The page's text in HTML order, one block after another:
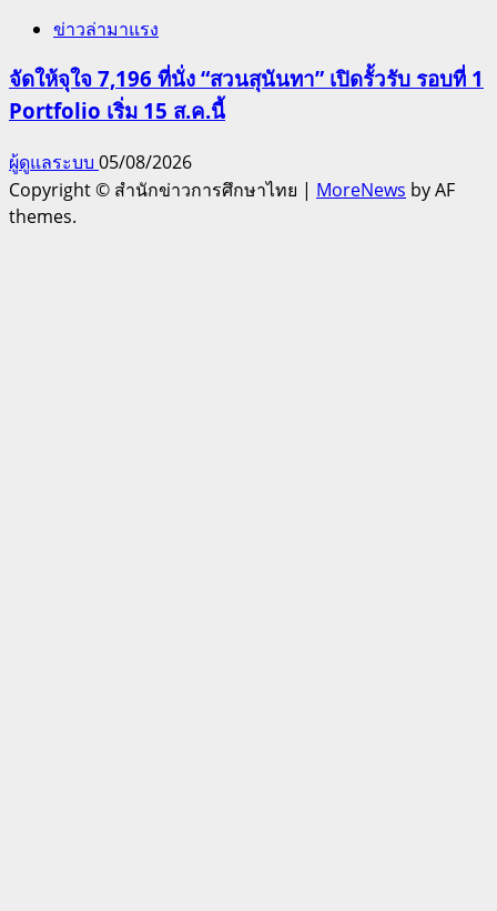
ข่าวล่ามาแรง
จัดให้จุใจ 7,196 ที่นั่ง “สวนสุนันทา” เปิดรั้วรับ รอบที่ 1
Portfolio เริ่ม 15 ส.ค.นี้
ผู้ดูแลระบบ 05/08/2026
Copyright © สำนักข่าวการศึกษาไทย | MoreNews by AF
themes.